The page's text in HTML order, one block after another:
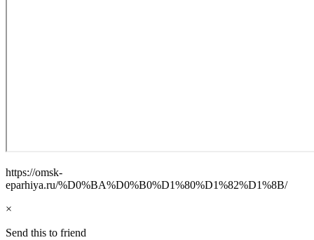
https://omsk-
eparhiya.ru/%D0%BA%D0%B0%D1%80%D1%82%D1%8B/
×
Send this to friend